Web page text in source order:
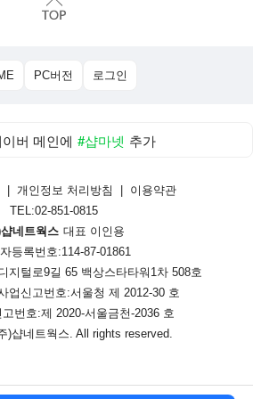
PC버전 로그인
버 메인에 #샵마넷 추가
개인정보 처리방침
이용약관
TEL:02-851-0815
네트웍스 대표 이인용
등록번호:114-87-01861
지털로9길 65 백상스타타워1차 508호
업신고번호:서울청 제 2012-30 호
번호:제 2020-서울금천-2036 호
)샵네트웍스. All rights reserved.